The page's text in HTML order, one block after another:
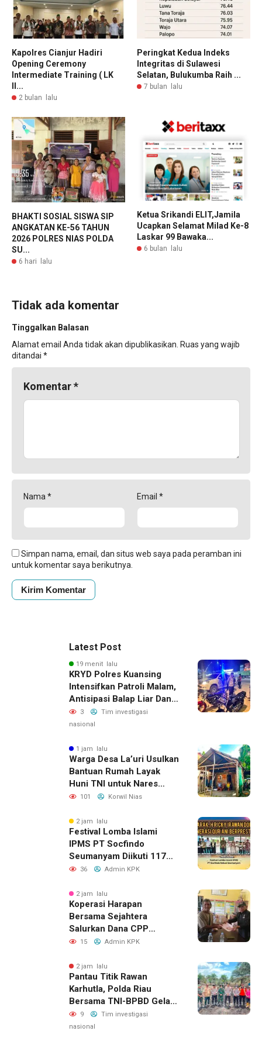
Kapolres Cianjur Hadiri
Opening Ceremony
Intermediate Training ( LK
ll...
2 bulan lalu
Peringkat Kedua Indeks
Integritas di Sulawesi
Selatan, Bulukumba Raih ...
7 bulan lalu
BHAKTI SOSIAL SISWA SIP
ANGKATAN KE-56 TAHUN
2026 POLRES NIAS POLDA
SU...
6 hari lalu
Ketua Srikandi ELIT,Jamila
Ucapkan Selamat Milad Ke-8
Laskar 99 Bawaka...
6 bulan lalu
Tidak ada komentar
Tinggalkan Balasan
Alamat email Anda tidak akan dipublikasikan. Ruas yang wajib
ditandai *
Komentar*
Nama * Email *
Simpan nama, email, dan situs web saya pada peramban ini
untuk komentar saya berikutnya.
Latest Post
19 menit lalu
KRYD Polres Kuansing
Intensifkan Patroli Malam,
Antisipasi Balap Liar Dan
Gangguan Kamtibmas
3
Tim investigasi
nasional
1 jam lalu
Warga Desa La’uri Usulkan
Bantuan Rumah Layak
Huni TNI untuk Nares
Zandroto
101 Korwil Nias
2 jam lalu
Festival Lomba Islami
IPMS PT Socfindo
Seumanyam Diikuti 117
Pelajar, H. Ricky Dorong
Berprestasi
36 Admin KPK
2 jam lalu
Koperasi Harapan
Bersama Sejahtera
Salurkan Dana CPP
kepada 143 Calon Petani
PT WIN Terus Diperkuat
15 Admin KPK
2 jam lalu
Pantau Titik Rawan
Karhutla, Polda Riau
Bersama TNI-BPBD Gelar
Patroli Udara Dan Darat
9
Tim investigasi
nasional